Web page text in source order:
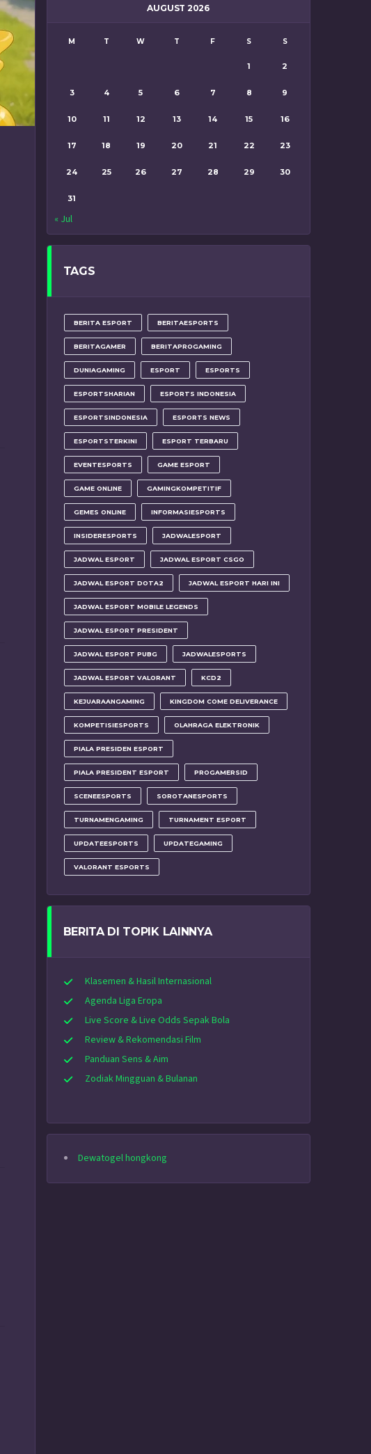
AUGUST 2026
M T W T F S S
1 2
3 4 5 6 7 8 9
10 11 12 13 14 15 16
17 18 19 20 21 22 23
24 25 26 27 28 29 30
31
« Jul
TAGS
BERITA ESPORT BERITAESPORTS
BERITAGAMER BERITAPROGAMING
DUNIAGAMING ESPORT ESPORTS
ESPORTSHARIAN ESPORTS INDONESIA
ESPORTSINDONESIA ESPORTS NEWS
ESPORTSTERKINI ESPORT TERBARU
EVENTESPORTS GAME ESPORT
GAME ONLINE GAMINGKOMPETITIF
GEMES ONLINE INFORMASIESPORTS
INSIDERESPORTS JADWALESPORT
JADWAL ESPORT JADWAL ESPORT CSGO
JADWAL ESPORT DOTA2 JADWAL ESPORT HARI INI
JADWAL ESPORT MOBILE LEGENDS
JADWAL ESPORT PRESIDENT
JADWAL ESPORT PUBG JADWALESPORTS
JADWAL ESPORT VALORANT KCD2
KEJUARAANGAMING KINGDOM COME DELIVERANCE
KOMPETISIESPORTS OLAHRAGA ELEKTRONIK
PIALA PRESIDEN ESPORT
PIALA PRESIDENT ESPORT PROGAMERSID
SCENEESPORTS SOROTANESPORTS
TURNAMENGAMING TURNAMENT ESPORT
UPDATEESPORTS UPDATEGAMING
VALORANT ESPORTS
BERITA DI TOPIK LAINNYA
Klasemen & Hasil Internasional
Agenda Liga Eropa
Live Score & Live Odds Sepak Bola
Review & Rekomendasi Film
Panduan Sens & Aim
Zodiak Mingguan & Bulanan
Dewatogel hongkong